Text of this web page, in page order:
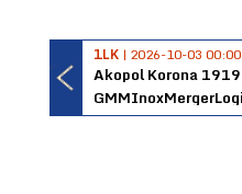
1LK | 2026-10-03 00:00